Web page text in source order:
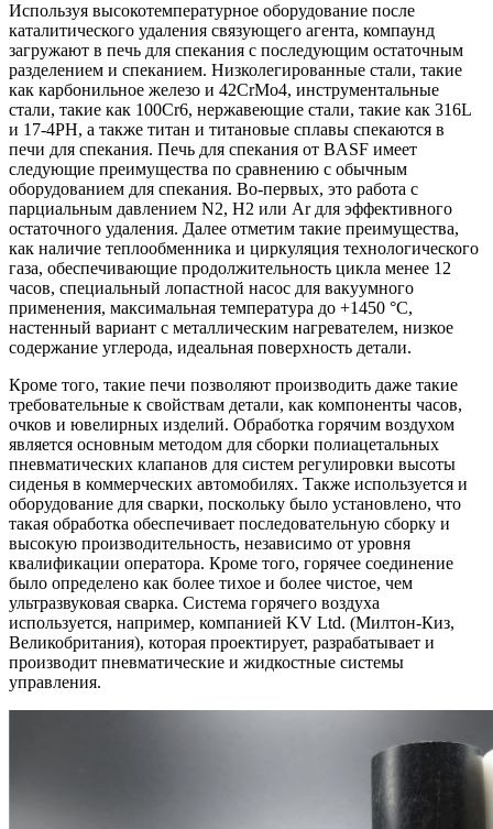
Используя высокотемпературное оборудование после
каталитического удаления связующего агента, компаунд
загружают в печь для спекания с последующим остаточным
разделением и спеканием. Низколегированные стали, такие
как карбонильное железо и 42CrMo4, инструментальные
стали, такие как 100Cr6, нержавеющие стали, такие как 316L
и 17-4PH, а также титан и титановые сплавы спекаются в
печи для спекания. Печь для спекания от BASF имеет
следующие преимущества по сравнению с обычным
оборудованием для спекания. Во-первых, это работа с
парциальным давлением N2, H2 или Ar для эффективного
остаточного удаления. Далее отметим такие преимущества,
как наличие теплообменника и циркуляция технологического
газа, обеспечивающие продолжительность цикла менее 12
часов, специальный лопастной насос для вакуумного
применения, максимальная температура до +1450 °C,
настенный вариант с металлическим нагревателем, низкое
содержание углерода, идеальная поверхность детали.
Кроме того, такие печи позволяют производить даже такие
требовательные к свойствам детали, как компоненты часов,
очков и ювелирных изделий. Обработка горячим воздухом
является основным методом для сборки полиацетальных
пневматических клапанов для систем регулировки высоты
сиденья в коммерческих автомобилях. Также используется и
оборудование для сварки, поскольку было установлено, что
такая обработка обеспечивает последовательную сборку и
высокую производительность, независимо от уровня
квалификации оператора. Кроме того, горячее соединение
было определено как более тихое и более чистое, чем
ультразвуковая сварка. Система горячего воздуха
используется, например, компанией KV Ltd. (Милтон-Киз,
Великобритания), которая проектирует, разрабатывает и
производит пневматические и жидкостные системы
управления.